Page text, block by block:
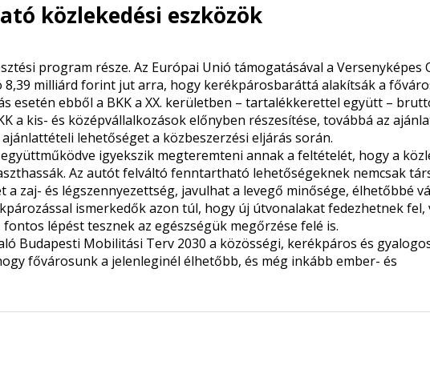
közlekedési eszközök
program része. Az Európai Unió támogatásával a Versenyképes
8,39 milliárd forint jut arra, hogy kerékpárosbaráttá alakítsák a
esetén ebből a BKK a XX. kerületben – tartalékkerettel együtt –
a kis- és középvállalkozások előnyben részesítése, továbbá az
lehetőséget a közbeszerzési eljárás során.
igyekszik megteremteni annak a feltételét, hogy a
Az autót felváltó fenntartható lehetőségeknek nemcsak
zaj- és légszennyezettség, javulhat a levegő minősége, élhetőbbé
ismerkedők azon túl, hogy új útvonalakat fedezhetnek fel,
lépést tesznek az egészségük megőrzése felé is.
Budapesti Mobilitási Terv 2030 a közösségi, kerékpáros és
fővárosunk a jelenleginél élhetőbb, és még inkább ember- és